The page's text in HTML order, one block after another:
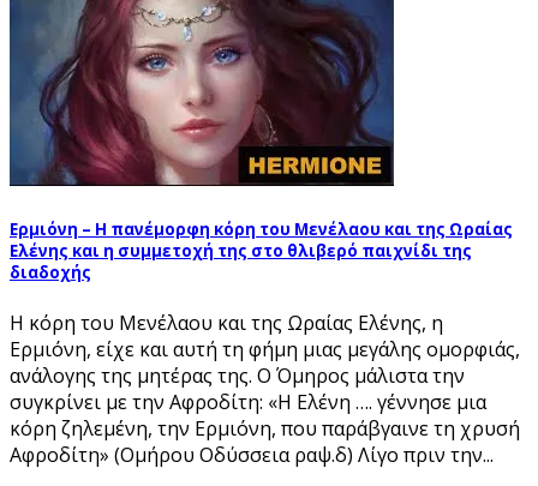
Ερμιόνη – Η πανέμορφη κόρη του Μενέλαου και της Ωραίας
Ελένης και η συμμετοχή της στο θλιβερό παιχνίδι της
διαδοχής
Η κόρη του Μενέλαου και της Ωραίας Ελένης, η
Ερμιόνη, είχε και αυτή τη φήμη μιας μεγάλης ομορφιάς,
ανάλογης της μητέρας της. Ο Όμηρος μάλιστα την
συγκρίνει με την Αφροδίτη: «H Ελένη …. γέννησε μια
κόρη ζηλεμένη, την Ερμιόνη, που παράβγαινε τη χρυσή
Αφροδίτη» (Ομήρου Οδύσσεια ραψ.δ) Λίγο πριν την...